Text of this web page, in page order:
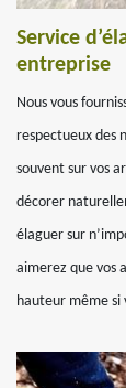
Service
entreprise
Nous vous
respectueux des
souvent sur vos
décorer
élaguer sur
aimerez que vos
hauteur même si